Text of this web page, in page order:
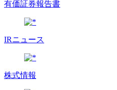
有価証券報告書
IRニュース
株式情報